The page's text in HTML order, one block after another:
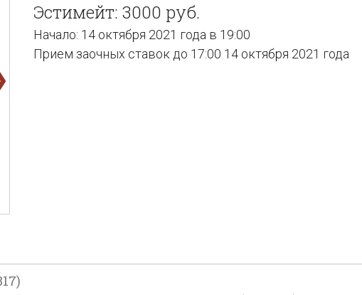
Эстимейт: 3000 руб.
Начало: 14 октября 2021 года в 19:00
Прием заочных ставок до 17:00 14 октября 2021 года